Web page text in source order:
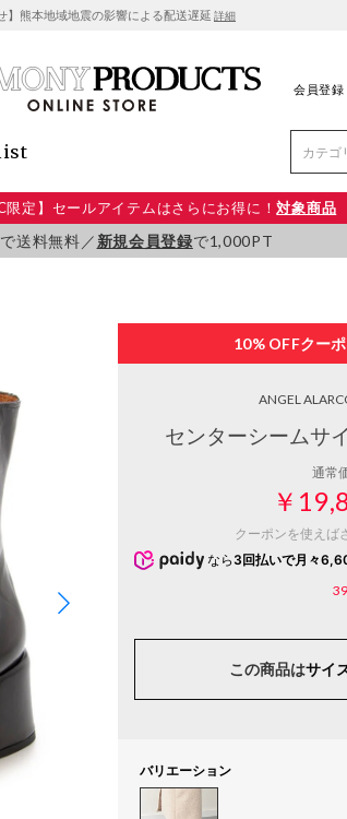
】熊本地域地震の影響による配送遅延 詳細
会員登録
限定】セールアイテムはさらにお得に！対象商品
送料無料／ 新規会員登録で1,000PT
10% OFFクー
ANGEL
センターシームサ
通常
￥
クーポンを使えば
なら 3回払いで月々
この商品はサイ
バリエーション